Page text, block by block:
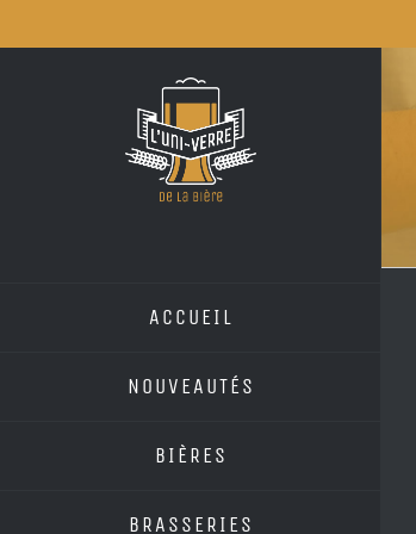
to
ACCUEIL
NOUVEAUTÉS
BIÈRES
BRASSERIES